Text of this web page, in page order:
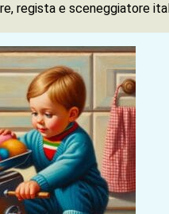
regista e sceneggiatore